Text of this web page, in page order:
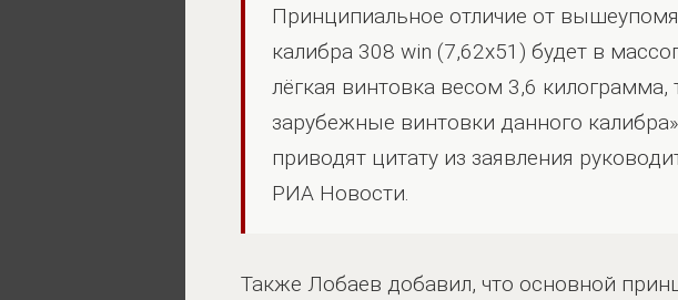
Принципиальное отличие от
калибра 308 win (7,62x51) будет в
лёгкая винтовка весом 3,6 килограмма,
зарубежные винтовки данного
приводят цитату из заявления
РИА Новости.
Также Лобаев добавил, что основной